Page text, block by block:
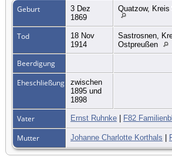
Geburt
3 Dez
1869
Quatzow,
Tod
18 Nov
1914
Sastrosnen,
Ostpreußen
Beerdigung
Eheschließung
zwischen
1895 und
1898
Vater Ernst Ruhnke | F82
Mutter Johanne Charlotte Korthals |